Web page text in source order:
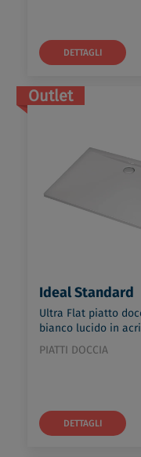
DETTAGLI
Outlet
Ideal Standard
Ultra Flat piatto
bianco lucido in
prod: K518301
PIATTI DOCCIA
DETTAGLI